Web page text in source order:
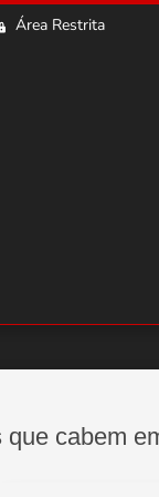
Área Restrita
cabem